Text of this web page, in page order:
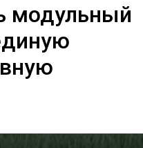
модульный